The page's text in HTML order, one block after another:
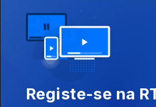
Centenário José Saramago
13 jul. 2022
Excerto de "Viagem a Portugal", por Ana
Coimbra)Registe-se na